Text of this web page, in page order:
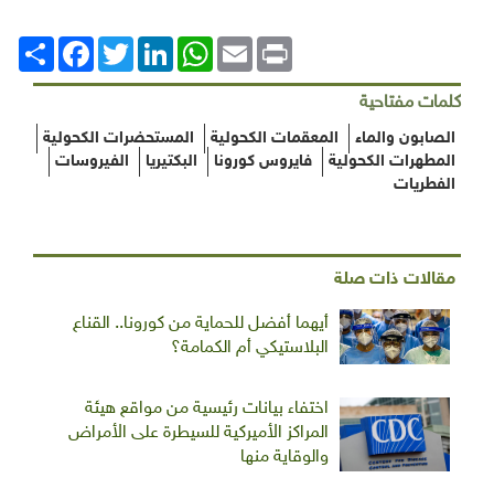
انشر
FacebookTwitterLinkedIn
WhatsAppEmail Print
كلمات مفتاحية
الصابون والماء المعقمات الكحولية
المستحضرات الكحولية
المطهرات الكحولية
فايروس كورونا البكتيريا
الفيروسات
الفطريات
مقالات ذات صلة
أيهما أفضل للحماية من كورونا.. القناع
البلاستيكي أم الكمامة؟
اختفاء بيانات رئيسية من مواقع هيئة
المراكز الأميركية للسيطرة على الأمراض
والوقاية منها